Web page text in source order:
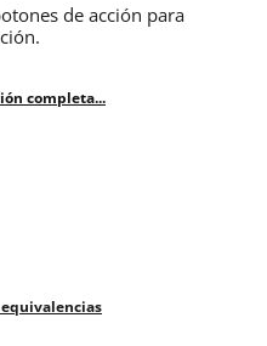
de acción para
completa...